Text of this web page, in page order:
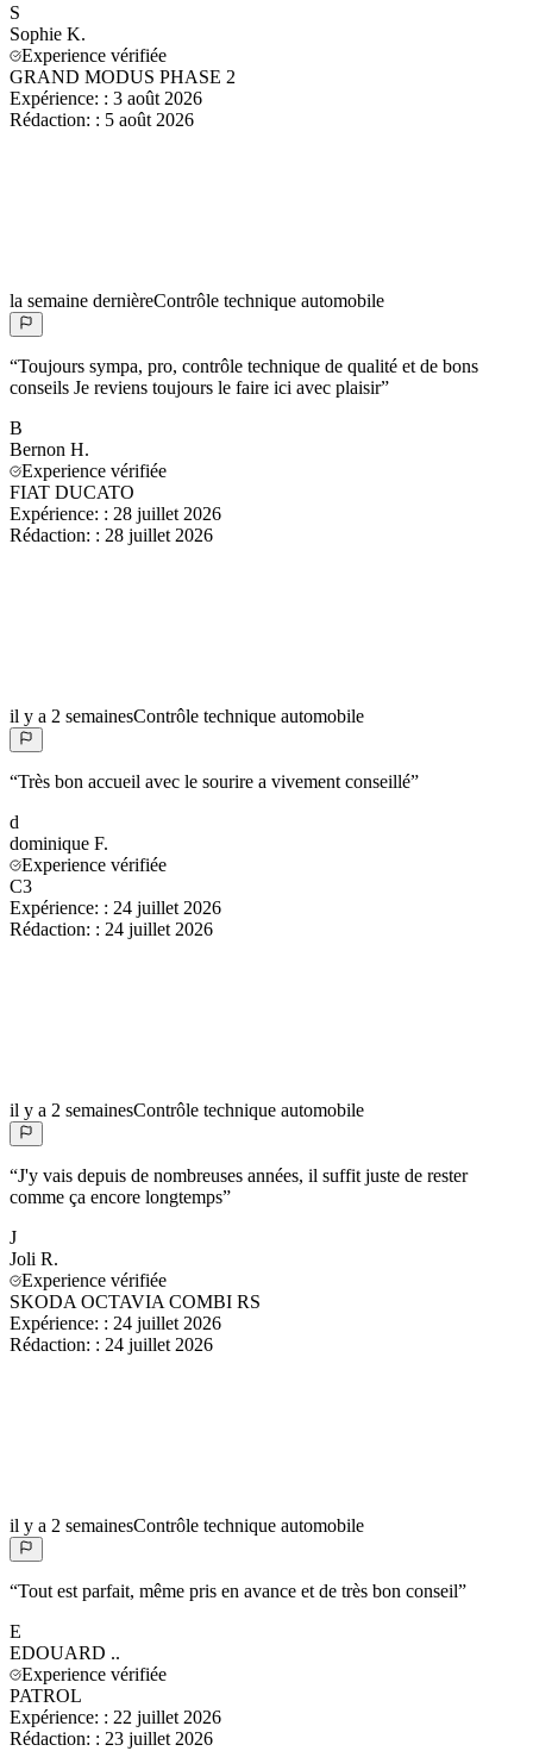
S
Sophie K.
Experience vérifiée
GRAND MODUS PHASE 2
Expérience: : 3 août 2026
Rédaction: : 5 août 2026
la semaine dernièreContrôle technique automobile
“Toujours sympa, pro, contrôle technique de qualité et de bons
conseils Je reviens toujours le faire ici avec plaisir”
B
Bernon H.
Experience vérifiée
FIAT DUCATO
Expérience: : 28 juillet 2026
Rédaction: : 28 juillet 2026
il y a 2 semainesContrôle technique automobile
“Très bon accueil avec le sourire a vivement conseillé”
d
dominique F.
Experience vérifiée
C3
Expérience: : 24 juillet 2026
Rédaction: : 24 juillet 2026
il y a 2 semainesContrôle technique automobile
“J'y vais depuis de nombreuses années, il suffit juste de rester
comme ça encore longtemps”
J
Joli R.
Experience vérifiée
SKODA OCTAVIA COMBI RS
Expérience: : 24 juillet 2026
Rédaction: : 24 juillet 2026
il y a 2 semainesContrôle technique automobile
“Tout est parfait, même pris en avance et de très bon conseil”
E
EDOUARD ..
Experience vérifiée
PATROL
Expérience: : 22 juillet 2026
Rédaction: : 23 juillet 2026